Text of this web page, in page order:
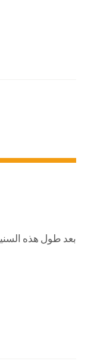
بعد طول هذه